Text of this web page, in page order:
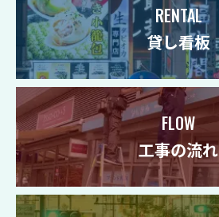
RENTAL
貸し看板
FLOW
工事の流れ